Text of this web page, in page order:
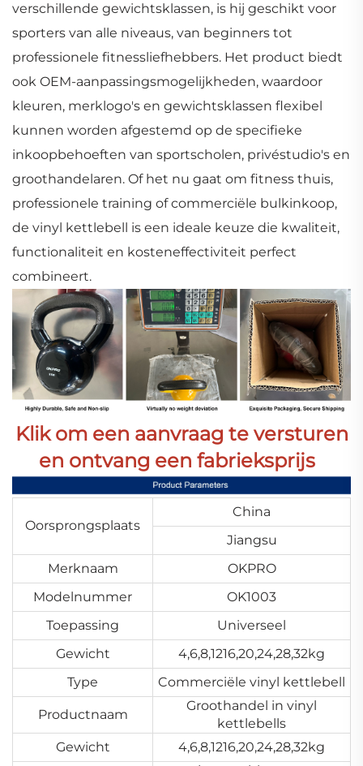
verschillende gewichtsklassen, is hij geschikt voor
sporters van alle niveaus, van beginners tot
professionele fitnessliefhebbers. Het product biedt
ook OEM-aanpassingsmogelijkheden, waardoor
kleuren, merklogo's en gewichtsklassen flexibel
kunnen worden afgestemd op de specifieke
inkoopbehoeften van sportscholen, privéstudio's en
groothandelaren. Of het nu gaat om fitness thuis,
professionele training of commerciële bulkinkoop,
de vinyl kettlebell is een ideale keuze die kwaliteit,
functionaliteit en kosteneffectiviteit perfect
combineert.
Klik om een aanvraag te versturen
en ontvang een fabrieksprijs
Oorsprongsplaats
China
Jiangsu
Merknaam
OKPRO
Modelnummer
OK1003
Toepassing
Universeel
Gewicht
4,6,8,1216,20,24,28,32kg
Type
Commerciële vinyl kettlebell
Productnaam
Groothandel in vinyl
kettlebells
Gewicht
4,6,8,1216,20,24,28,32kg